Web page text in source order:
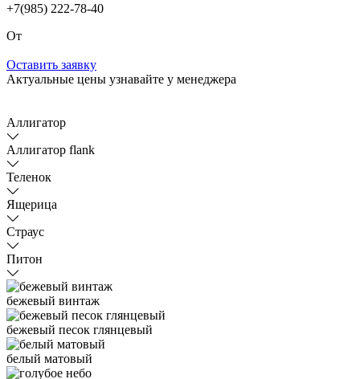
+7(985) 222-78-40
От
Оставить заявку
Актуальные цены узнавайте у менеджера
Аллигатор
Аллигатор flank
Теленок
Ящерица
Страус
Питон
бежевый винтаж
бежевый песок глянцевый
белый матовый